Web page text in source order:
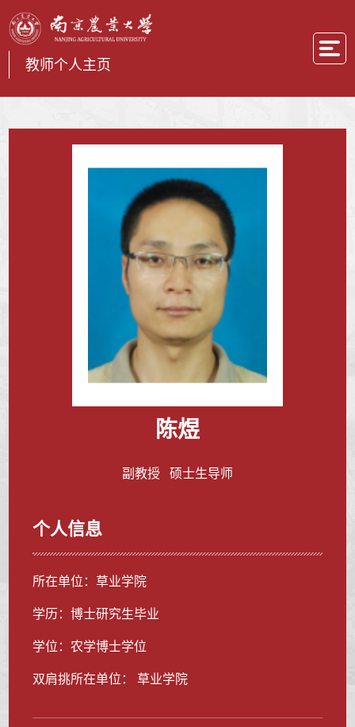
教师个人主页
陈煜
副教授 硕士生导师
个人信息
所在单位：草业学院
学历：博士研究生毕业
学位：农学博士学位
双肩挑所在单位： 草业学院